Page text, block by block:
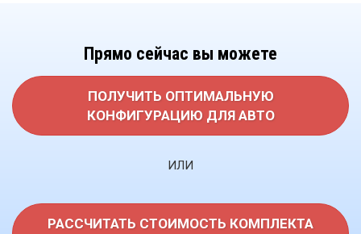
Прямо сейчас вы можете
ПОЛУЧИТЬ ОПТИМАЛЬНУЮ
КОНФИГУРАЦИЮ ДЛЯ АВТО
ИЛИ
РАССЧИТАТЬ СТОИМОСТЬ КОМПЛЕКТА